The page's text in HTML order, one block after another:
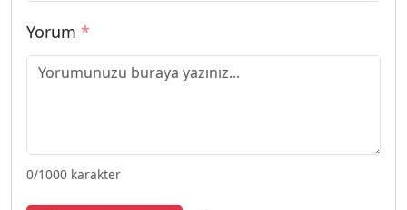
Yorum *
0/1000 karakter